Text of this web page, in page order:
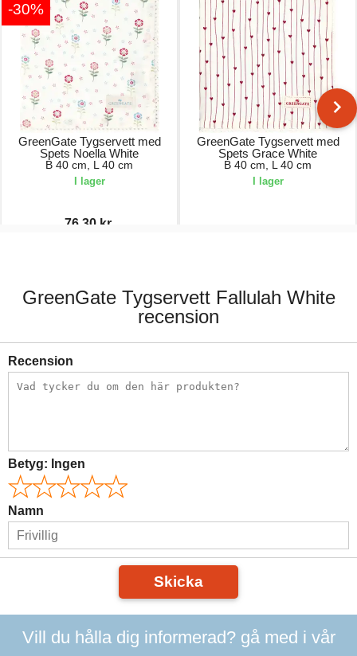
-30%
GreenGate Tygservett med
Spets Noella White
B 40 cm, L 40 cm
I lager
76,30 kr.
GreenGate Tygservett med
Spets Grace White
B 40 cm, L 40 cm
I lager
GreenGate Tygservett Fallulah White
recension
Recension
Betyg: Ingen
Namn
Skicka
Vill du hålla dig informerad? gå med i vår